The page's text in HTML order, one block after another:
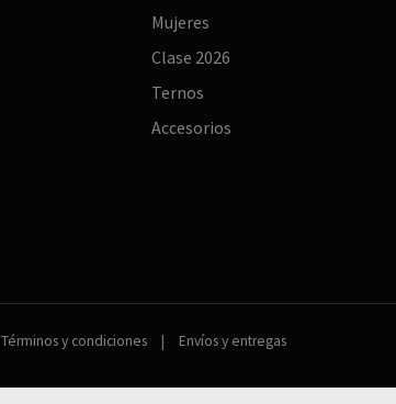
Mujeres
Clase 2026
Ternos
Accesorios
Términos y condiciones | Envíos y entregas